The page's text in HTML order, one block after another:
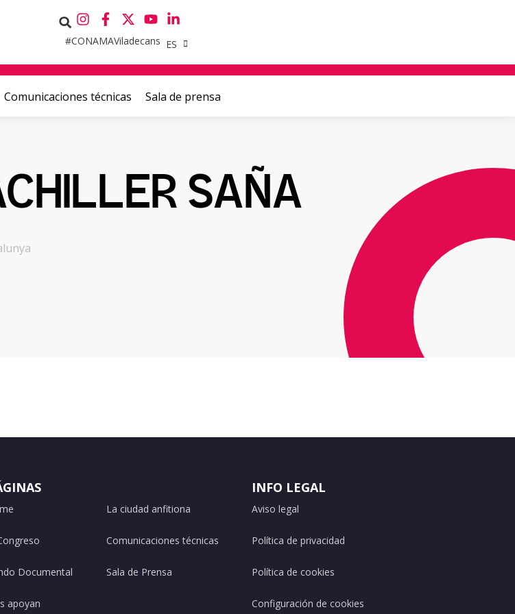
#CONAMAViladecans ES
Comunicaciones técnicas Sala de prensa
SAÑA
Documental
apoyan
La ciudad anfitiona
Comunicaciones técnicas
Sala de Prensa
INFO LEGAL
Aviso legal
Política de privacidad
Política de cookies
Configuración de cookies